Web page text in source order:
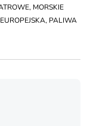
, MORSKIE
, PALIWA